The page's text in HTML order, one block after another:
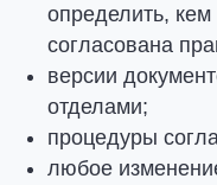
определить,
согласована
версии
отделами;
процедуры
любое